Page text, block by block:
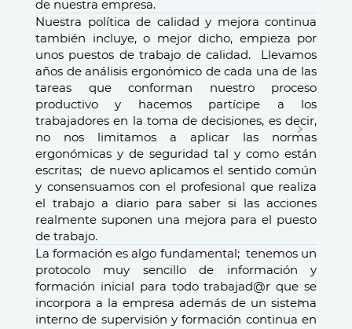
de nuestra empresa.
Nuestra política de calidad y mejora continua
también incluye, o mejor dicho, empieza por
unos puestos de trabajo de calidad. Llevamos
años de análisis ergonómico de cada una de las
tareas que conforman nuestro proceso
productivo y hacemos partícipe a los
trabajadores en la toma de decisiones, es decir,
no nos limitamos a aplicar las normas
ergonómicas y de seguridad tal y como están
escritas; de nuevo aplicamos el sentido común
y consensuamos con el profesional que realiza
el trabajo a diario para saber si las acciones
realmente suponen una mejora para el puesto
de trabajo.
La formación es algo fundamental; tenemos un
protocolo muy sencillo de información y
formación inicial para todo trabajad@r que se
incorpora a la empresa además de un sistema
interno de supervisión y formación continua en